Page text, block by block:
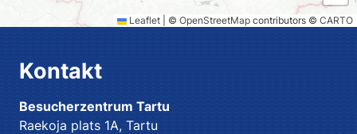
Leaflet © OpenStreetMap contributors © CARTO
Kontakt
Besucherzentrum Tartu
Raekoja plats 1A, Tartu